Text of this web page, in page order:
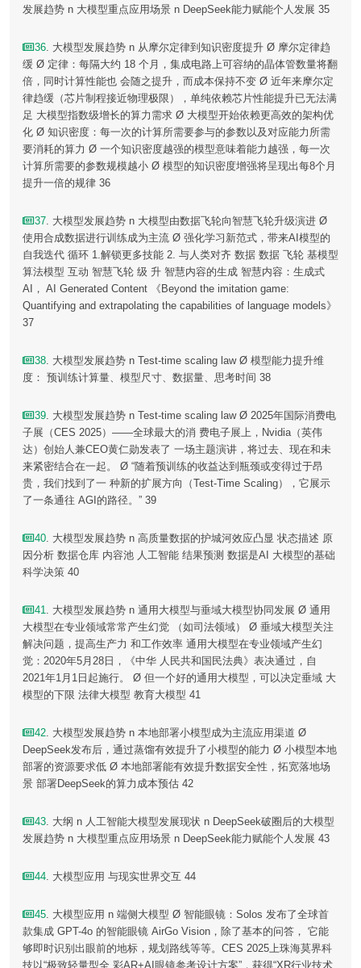
发展趋势 n 大模型重点应用场景 n DeepSeek能力赋能个人发展 35
36. 大模型发展趋势 n 从摩尔定律到知识密度提升 Ø 摩尔定律趋
缓 Ø 定律：每隔大约 18 个月，集成电路上可容纳的晶体管数量将翻
倍，同时计算性能也 会随之提升，而成本保持不变 Ø 近年来摩尔定
律趋缓（芯片制程接近物理极限），单纯依赖芯片性能提升已无法满
足 大模型指数级增长的算力需求 Ø 大模型开始依赖更高效的架构优
化 Ø 知识密度：每一次的计算所需要参与的参数以及对应能力所需
要消耗的算力 Ø 一个知识密度越强的模型意味着能力越强，每一次
计算所需要的参数规模越小 Ø 模型的知识密度增强将呈现出每8个月
提升一倍的规律 36
37. 大模型发展趋势 n 大模型由数据飞轮向智慧飞轮升级演进 Ø
使用合成数据进行训练成为主流 Ø 强化学习新范式，带来AI模型的
自我迭代 循环 1.解锁更多技能 2. 与人类对齐 数据 数据 飞轮 基模型
算法模型 互动 智慧飞轮 级 升 智慧内容的生成 智慧内容：生成式
AI， AI Generated Content 《Beyond the imitation game:
Quantifying and extrapolating the capabilities of language models》
37
38. 大模型发展趋势 n Test-time scaling law Ø 模型能力提升维
度： 预训练计算量、模型尺寸、数据量、思考时间 38
39. 大模型发展趋势 n Test-time scaling law Ø 2025年国际消费电
子展（CES 2025）——全球最大的消 费电子展上，Nvidia（英伟
达）创始人兼CEO黄仁勋发表了 一场主题演讲，将过去、现在和未
来紧密结合在一起。 Ø “随着预训练的收益达到瓶颈或变得过于昂
贵，我们找到了一 种新的扩展方向（Test-Time Scaling），它展示
了一条通往 AGI的路径。” 39
40. 大模型发展趋势 n 高质量数据的护城河效应凸显 状态描述 原
因分析 数据仓库 内容池 人工智能 结果预测 数据是AI 大模型的基础
科学决策 40
41. 大模型发展趋势 n 通用大模型与垂域大模型协同发展 Ø 通用
大模型在专业领域常常产生幻觉 （如司法领域） Ø 垂域大模型关注
解决问题，提高生产力 和工作效率 通用大模型在专业领域产生幻
觉：2020年5月28日，《中华 人民共和国民法典》表决通过，自
2021年1月1日起施行。 Ø 但一个好的通用大模型，可以决定垂域 大
模型的下限 法律大模型 教育大模型 41
42. 大模型发展趋势 n 本地部署小模型成为主流应用渠道 Ø
DeepSeek发布后，通过蒸馏有效提升了小模型的能力 Ø 小模型本地
部署的资源要求低 Ø 本地部署能有效提升数据安全性，拓宽落地场
景 部署DeepSeek的算力成本预估 42
43. 大纲 n 人工智能大模型发展现状 n DeepSeek破圈后的大模型
发展趋势 n 大模型重点应用场景 n DeepSeek能力赋能个人发展 43
44. 大模型应用 与现实世界交互 44
45. 大模型应用 n 端侧大模型 Ø 智能眼镜：Solos 发布了全球首
款集成 GPT-4o 的智能眼镜 AirGo Vision，除了基本的问答， 它能
够即时识别出眼前的地标，规划路线等等。CES 2025上珠海莫界科
技以“极致轻量型全 彩AR+AI眼镜参考设计方案”，获得“XR行业技术